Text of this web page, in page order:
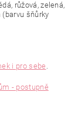
růžová, zelená,
šňůrky
i pro sebe.
- postupně